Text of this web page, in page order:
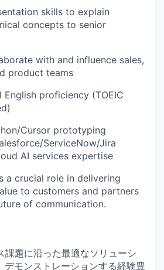
skills to explain
concepts to senior
with and influence sales,
product teams
English proficiency (TOEIC
Cursor prototyping
ServiceNow/Jira
AI services expertise
a crucial role in delivering
to customers and partners
of communication.
課題に沿った最適なソリューシ
デモンストレーションする経験豊